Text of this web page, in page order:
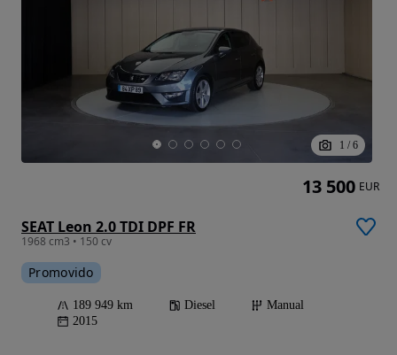
1 / 6
SEAT Leon 2.0 TDI DPF FR
1968 cm3 • 150 cv
Promovido
189 949 km Diesel
Manual
2015
13 500 EUR